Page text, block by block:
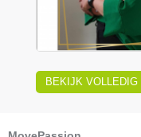
BEKIJK VOLLEDIG